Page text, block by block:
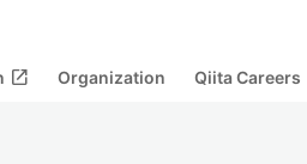
open_in_new Organization Qiita Careers